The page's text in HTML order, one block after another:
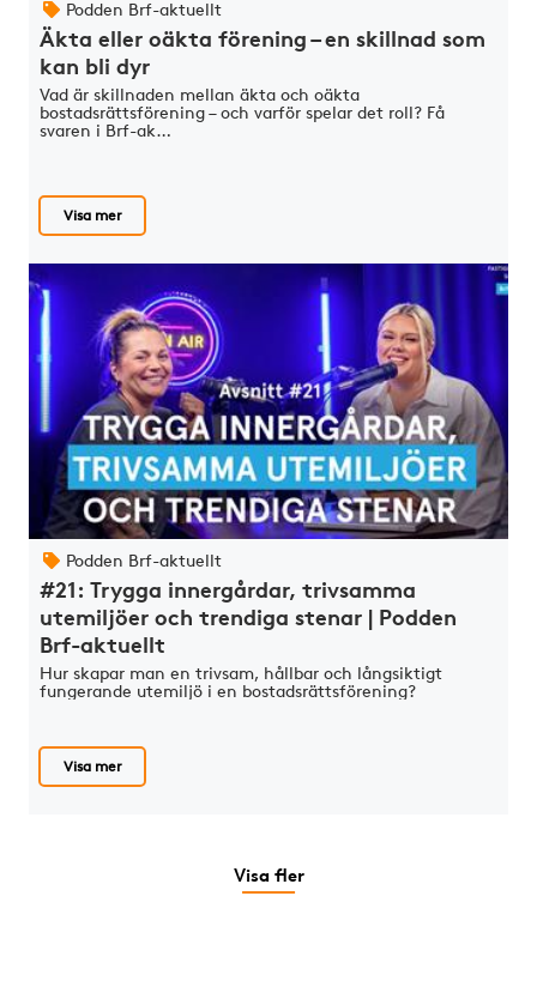
Podden Brf-aktuellt
Äkta eller oäkta förening – en skillnad som
kan bli dyr
Vad är skillnaden mellan äkta och oäkta
bostadsrättsförening – och varför spelar det roll? Få
svaren i Brf-ak…
Visa mer
Podden Brf-aktuellt
#21: Trygga innergårdar, trivsamma
utemiljöer och trendiga stenar | Podden
Brf-aktuellt
Hur skapar man en trivsam, hållbar och långsiktigt
fungerande utemiljö i en bostadsrättsförening?
Visa mer
Visa fler